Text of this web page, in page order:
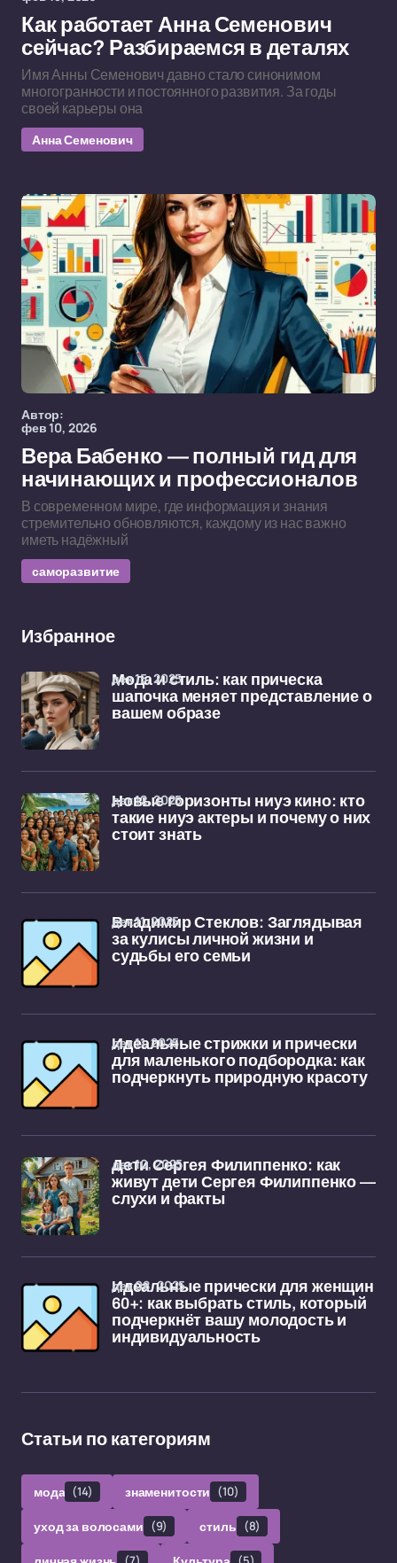
Как работает Анна Семенович
сейчас? Разбираемся в деталях
Имя Анны Семенович давно стало синонимом
многогранности и постоянного развития. За годы
своей карьеры она
Анна Семенович
Автор:
фев 10, 2026
Вера Бабенко — полный гид для
начинающих и профессионалов
В современном мире, где информация и знания
стремительно обновляются, каждому из нас важно
иметь надёжный
саморазвитие
Избранное
Мода и стиль: как прическа
шапочка меняет представление о
вашем образе
дек 15, 2025
Новые горизонты ниуэ кино: кто
такие ниуэ актеры и почему о них
стоит знать
дек 12, 2025
Владимир Стеклов: Заглядывая
за кулисы личной жизни и
судьбы его семьи
дек 11, 2025
Идеальные стрижки и прически
для маленького подбородка: как
подчеркнуть природную красоту
дек 11, 2025
Дети Сергея Филиппенко: как
живут дети Сергея Филиппенко —
слухи и факты
дек 10, 2025
Идеальные прически для женщин
60+: как выбрать стиль, который
подчеркнёт вашу молодость и
индивидуальность
дек 08, 2025
Статьи по категориям
мода (14) знаменитости (10)
уход за волосами (9) стиль (8)